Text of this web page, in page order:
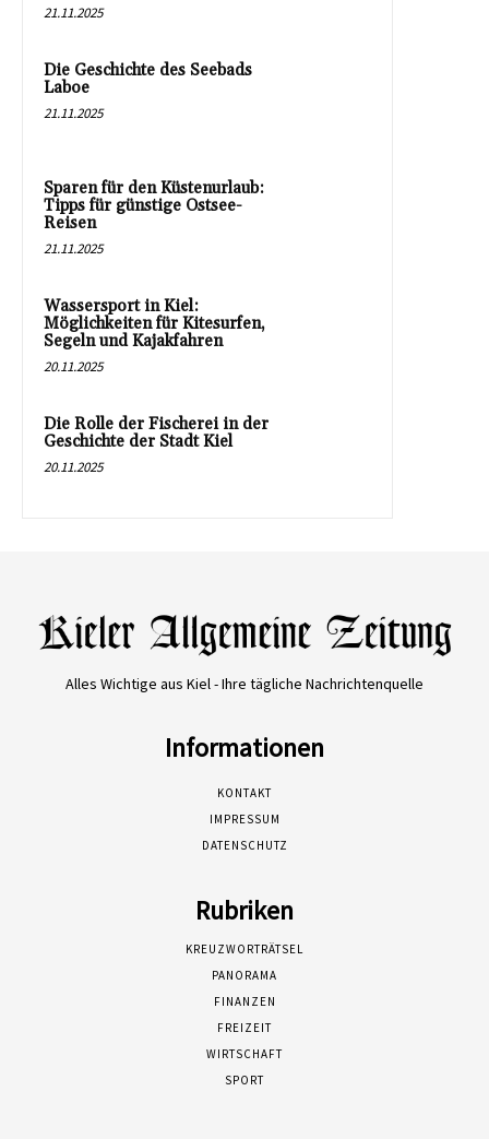
21.11.2025
Die Geschichte des Seebads
Laboe
21.11.2025
Sparen für den Küstenurlaub:
Tipps für günstige Ostsee-
Reisen
21.11.2025
Wassersport in Kiel:
Möglichkeiten für Kitesurfen,
Segeln und Kajakfahren
20.11.2025
Die Rolle der Fischerei in der
Geschichte der Stadt Kiel
20.11.2025
Alles Wichtige aus Kiel - Ihre tägliche Nachrichtenquelle
Informationen
KONTAKT
IMPRESSUM
DATENSCHUTZ
Rubriken
KREUZWORTRÄTSEL
PANORAMA
FINANZEN
FREIZEIT
WIRTSCHAFT
SPORT